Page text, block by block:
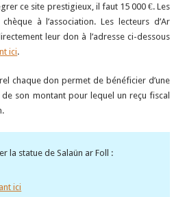
ce site prestigieux, il faut 15 000 €. Les
à l’association. Les lecteurs d’Ar
leur don à l’adresse ci-dessous
ici.
chaque don permet de bénéficier d’une
son montant pour lequel un reçu fiscal
la statue de Salaün ar Foll :
ici